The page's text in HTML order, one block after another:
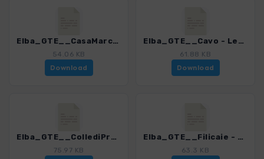
Elba_GTE__CasaMarchetti_CollediProcchio_4482_5.gpx
54.06 KB
Download
Elba_GTE__Cavo - LePanche_4482_5.gpx
61.88 KB
Download
Elba_GTE__CollediProcchio_Pomonte_4482_5.gpx
75.97 KB
Elba_GTE__Filicaie - Patresi_4482_5.gpx
63.3 KB